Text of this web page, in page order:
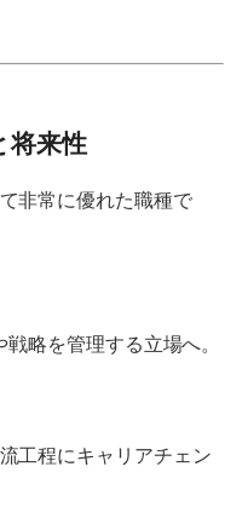
将来性
非常に優れた職種で
略を管理する立場へ。
工程にキャリアチェン